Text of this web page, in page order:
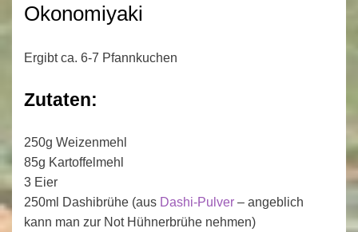
Okonomiyaki
Ergibt ca. 6-7 Pfannkuchen
Zutaten:
250g Weizenmehl
85g Kartoffelmehl
3 Eier
250ml Dashibrühe (aus Dashi-Pulver – angeblich
kann man zur Not Hühnerbrühe nehmen)